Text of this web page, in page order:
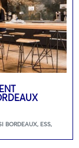
BORDEAUX, ESS,